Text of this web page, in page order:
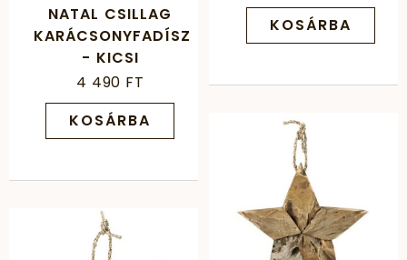
KOSÁRBA
NATAL CSILLAG
KARÁCSONYFADÍSZ
- KICSI
4 490 FT
KOSÁRBA